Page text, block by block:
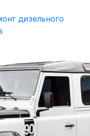
дизельного